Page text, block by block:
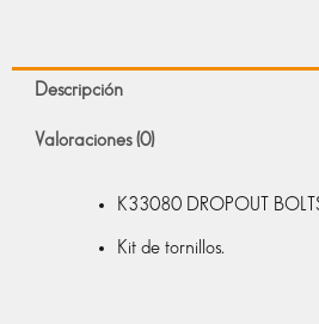
Descripción
Valoraciones (0)
K33080 DROPOUT
Kit de tornillos.